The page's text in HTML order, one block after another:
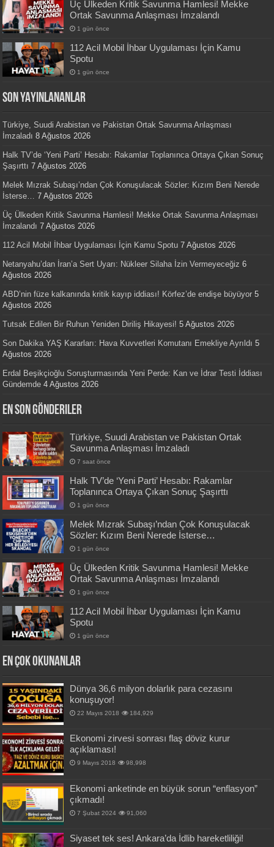
Üç Ülkeden Kritik Savunma Hamlesi! Mekke
Ortak Savunma Anlaşması İmzalandı
1 gün önce
112 Acil Mobil İhbar Uygulaması İçin Kamu
Spotu
1 gün önce
SON YAYINLANANLAR
Türkiye, Suudi Arabistan ve Pakistan Ortak Savunma Anlaşması
İmzaladı 8 Ağustos 2026
Halk TV’de ‘Yeni Parti’ Hesabı: Rakamlar Toplanınca Ortaya Çıkan Sonuç
Şaşırttı 7 Ağustos 2026
Melek Mızrak Subaşı’ndan Çok Konuşulacak Sözler: Kızım Beni Nerede
İsterse… 7 Ağustos 2026
Üç Ülkeden Kritik Savunma Hamlesi! Mekke Ortak Savunma Anlaşması
İmzalandı 7 Ağustos 2026
112 Acil Mobil İhbar Uygulaması İçin Kamu Spotu 7 Ağustos 2026
Netanyahu’dan İran’a Sert Uyarı: Nükleer Silaha İzin Vermeyeceğiz 6
Ağustos 2026
ABD’nin füze kalkanında kritik kayıp iddiası! Körfez’de endişe büyüyor 5
Ağustos 2026
Tutsak Edilen Bir Ruhun Yeniden Diriliş Hikayesi! 5 Ağustos 2026
Son Dakika YAŞ Kararları: Hava Kuvvetleri Komutanı Emekliye Ayrıldı 5
Ağustos 2026
Erdal Beşikçioğlu Soruşturmasında Yeni Perde: Kan ve İdrar Testi İddiası
Gündemde 4 Ağustos 2026
En Son Gönderiler
Türkiye, Suudi Arabistan ve Pakistan Ortak
Savunma Anlaşması İmzaladı
7 saat önce
Halk TV’de ‘Yeni Parti’ Hesabı: Rakamlar
Toplanınca Ortaya Çıkan Sonuç Şaşırttı
1 gün önce
Melek Mızrak Subaşı’ndan Çok Konuşulacak
Sözler: Kızım Beni Nerede İsterse…
1 gün önce
Üç Ülkeden Kritik Savunma Hamlesi! Mekke
Ortak Savunma Anlaşması İmzalandı
1 gün önce
112 Acil Mobil İhbar Uygulaması İçin Kamu
Spotu
1 gün önce
En Çok okunanlar
Dünya 36,6 milyon dolarlık para cezasını
konuşuyor!
22 Mayıs 2018 184,929
Ekonomi zirvesi sonrası flaş döviz kurur
açıklaması!
9 Mayıs 2018 98,998
Ekonomi anketinde en büyük sorun “enflasyon”
çıkmadı!
7 Şubat 2024 91,060
Siyaset tek ses! Ankara’da İdlib hareketliliği!